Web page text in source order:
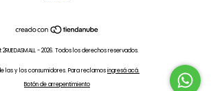
- 2026. Todos los derechos reservados.
las y los consumidores. Para reclamosingresá acá.
Botón de arrepentimiento